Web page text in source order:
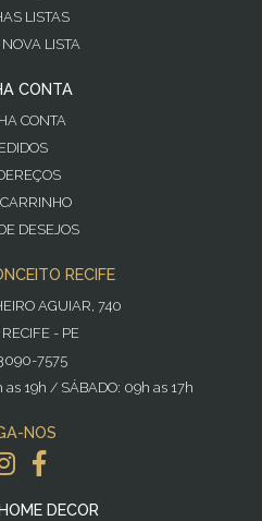
LISTAS
LISTA
CONTA
CONTA
DESEJOS
RECIFE
AGUIAR, 740
- PE
7575
as 19h / SÁBADO: 09h as 17h
NOS
DECOR